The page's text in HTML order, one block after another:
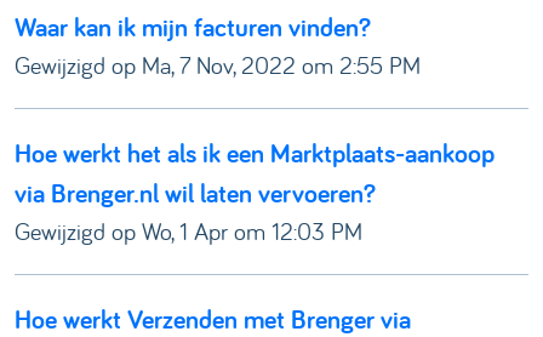
Waar kan ik mijn facturen vinden?
Gewijzigd op Ma, 7 Nov, 2022 om 2:55 PM
Hoe werkt het als ik een Marktplaats-aankoop
via Brenger.nl wil laten vervoeren?
Gewijzigd op Wo, 1 Apr om 12:03 PM
Hoe werkt Verzenden met Brenger via